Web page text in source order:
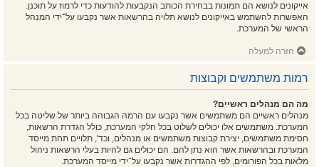
אייקונים לנושא הם תמונות בבחירת הכותב הנקבעות להודעות כדי לרמוז על תוכנן.
האפשרות להשתמש באייקונים לנושא תלויה בהרשאות אשר נקבעו על־ידי המנהל
הראשי של המערכת.
חזרה למעלה
רמות משתמשים וקבוצות
מה הם מנהלים ראשיים?
מנהלים ראשיים הם משתמשים אשר נקבעו עם הרמה הגבוהה ביותר של שליטה בכל
המערכת. משתמשים אלו יכולים לשלוט בכל חלקי המערכת, כולל הגדרת הרשאות,
חסימת משתמשים, יצירת קבוצות משתמשים או מנהלים, וכד', תלויים תחת מייסד
המערכת ובהרשאות אשר הוא נתן להם. הם יכולים גם להיות בעלי הרשאות ניהול
מלאות בכל הפורומים, לפי ההגדרות אשר נקבעו על־ידי מייסד המערכת.